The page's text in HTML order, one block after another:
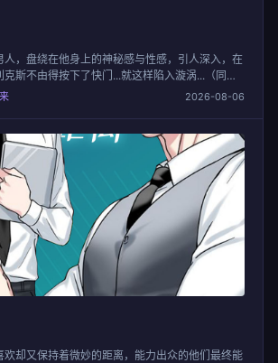
人，盘绕在他身上的神秘感与性感，引人深入，在
斯不由得按下了快门...就这样陷入漩涡...（同步
更3天！！！）
2026-08-06
欢却又保持着微妙的距离，能力出众的他们最终能